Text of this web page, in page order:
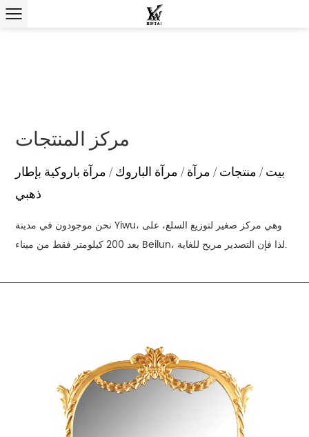
مركز المنتجات
بيت / منتجات / مرآة / مرآة الباروك / مرآة باروكية بإطار
ذهبي
نحن موجودون في مدينة Yiwu، وهي مركز صغير لتوزيع السلع، على
بعد 200 كيلومتر فقط من ميناء Beilun، لذا فإن التصدير مريح للغاية.